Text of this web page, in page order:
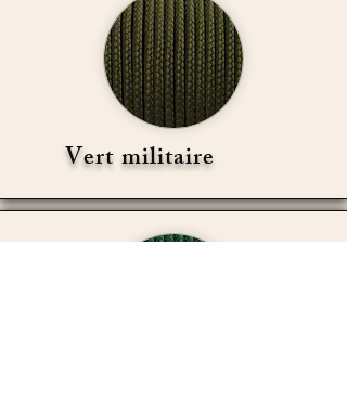
Vert militaire